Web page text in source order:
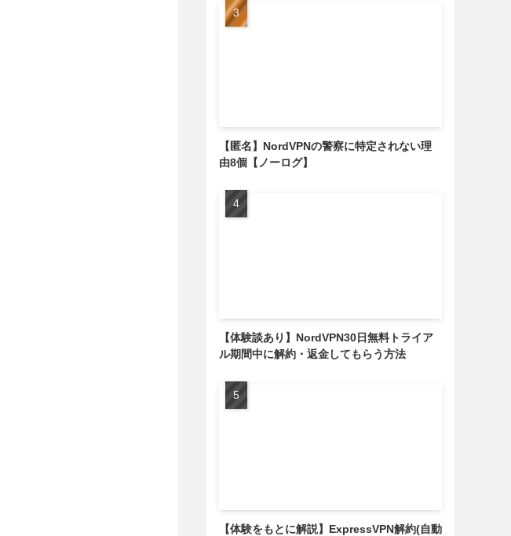
【匿名】NordVPNの警察に特定されない理
由8個【ノーログ】
【体験談あり】NordVPN30日無料トライア
ル期間中に解約・返金してもらう方法
【体験をもとに解説】ExpressVPN解約(自動